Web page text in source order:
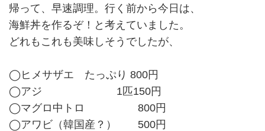
帰って、早速調理。行く前から今日は、
海鮮丼を作るぞ！と考えていました。
どれもこれも美味しそうでしたが、
◯ヒメサザエ たっぷり 800円
◯アジ 1匹150円
◯マグロ中トロ 800円
◯アワビ（韓国産？） 500円